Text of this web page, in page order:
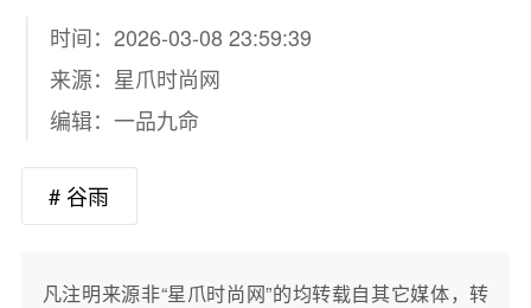
时间：2026-03-08 23:59:39
来源： 星爪时尚网
编辑：一品九命
# 谷雨
凡注明来源非“星爪时尚网”的均转载自其它媒体，转